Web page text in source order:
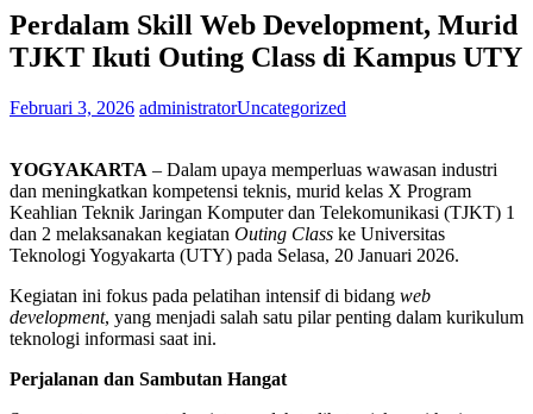
Perdalam Skill Web Development, Murid
TJKT Ikuti Outing Class di Kampus UTY
Februari 3, 2026 administratorUncategorized
YOGYAKARTA – Dalam upaya memperluas wawasan industri
dan meningkatkan kompetensi teknis, murid kelas X Program
Keahlian Teknik Jaringan Komputer dan Telekomunikasi (TJKT) 1
dan 2 melaksanakan kegiatan Outing Class ke Universitas
Teknologi Yogyakarta (UTY) pada Selasa, 20 Januari 2026.
Kegiatan ini fokus pada pelatihan intensif di bidang web
development, yang menjadi salah satu pilar penting dalam kurikulum
teknologi informasi saat ini.
Perjalanan dan Sambutan Hangat